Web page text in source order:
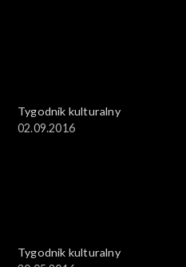
Tygodnik kulturalny
02.09.2016
Tygodnik kulturalny